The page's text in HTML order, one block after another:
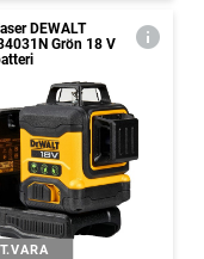
DEWALT
Grön 18 V